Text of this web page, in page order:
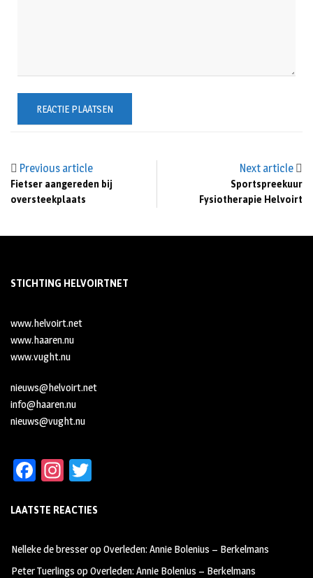
Previous article
Fietser aangereden bij
oversteekplaats
Next article
Sportspreekuur
Fysiotherapie Helvoirt
STICHTING HELVOIRTNET
www.helvoirt.net
www.haaren.nu
www.vught.nu
nieuws@helvoirt.net
info@haaren.nu
nieuws@vught.nu
Fa
b
oo
k
In
ag
m
tt
LAATSTE REACTIES
Nelleke de bresseropOverleden: Annie Bolenius – Berkelmans
Peter Tuerlings opOverleden: Annie Bolenius – Berkelmans